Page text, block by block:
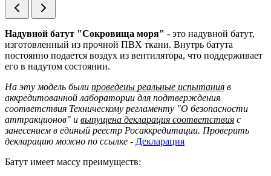
Надувной батут "Сокровища моря" - это надувной батут,
изготовленный из прочной ПВХ ткани. Внутрь батута
постоянно подается воздух из вентилятора, что поддерживает
его в надутом состоянии.
На эту модель были проведены реальные испытания в
аккредитованной лаборатории для подтверждения
соответствия Техническому регламенту "О безопасности
аттракционов" и выпущена декларация соответствия с
занесением в единый реестр Росаккредитации. Проверить
декларацию можно по ссылке - Декларация
Батут имеет массу преимуществ: